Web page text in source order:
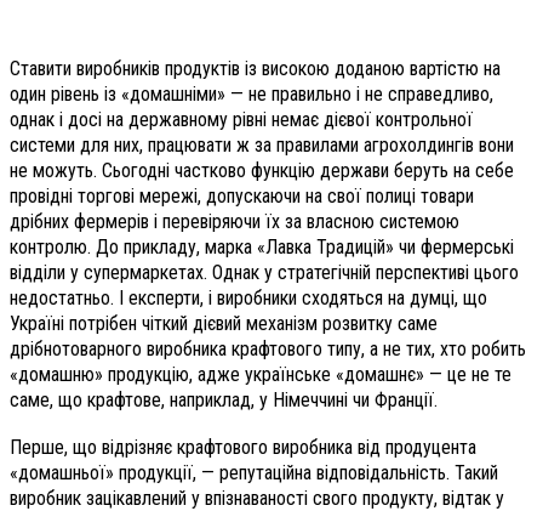
Ставити виробників продуктів із високою доданою вартістю на
один рівень із «домашніми» — не правильно і не справедливо,
однак і досі на державному рівні немає дієвої контрольної
системи для них, працювати ж за правилами агрохолдингів вони
не можуть. Сьогодні частково функцію держави беруть на себе
провідні торгові мережі, допускаючи на свої полиці товари
дрібних фермерів і перевіряючи їх за власною системою
контролю. До прикладу, марка «Лавка Традицій» чи фермерські
відділи у супермаркетах. Однак у стратегічній перспективі цього
недостатньо. І експерти, і виробники сходяться на думці, що
Україні потрібен чіткий дієвий механізм розвитку саме
дрібнотоварного виробника крафтового типу, а не тих, хто робить
«домашню» продукцію, адже українське «домашнє» — це не те
саме, що крафтове, наприклад, у Німеччині чи Франції.
Перше, що відрізняє крафтового виробника від продуцента
«домашньої» продукції, — репутаційна відповідальність. Такий
виробник зацікавлений у впізнаваності свого продукту, відтак у